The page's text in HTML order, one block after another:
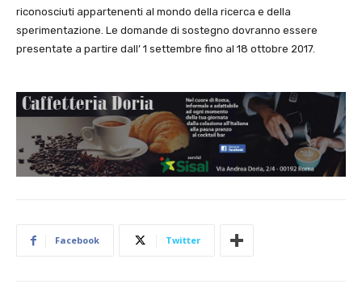
riconosciuti appartenenti al mondo della ricerca e della
sperimentazione. Le domande di sostegno dovranno essere
presentate a partire dall’ 1 settembre fino al 18 ottobre 2017.
Facebook Twitter